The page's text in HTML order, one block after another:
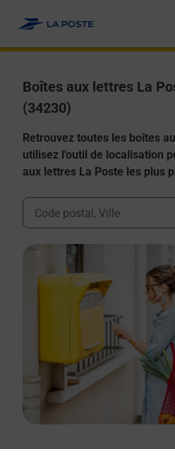
Boîtes aux lettres La
(34230)
Retrouvez toutes les boîtes
utilisez l'outil de localisation
aux lettres La Poste les plus
Ville, Département, Code Postal